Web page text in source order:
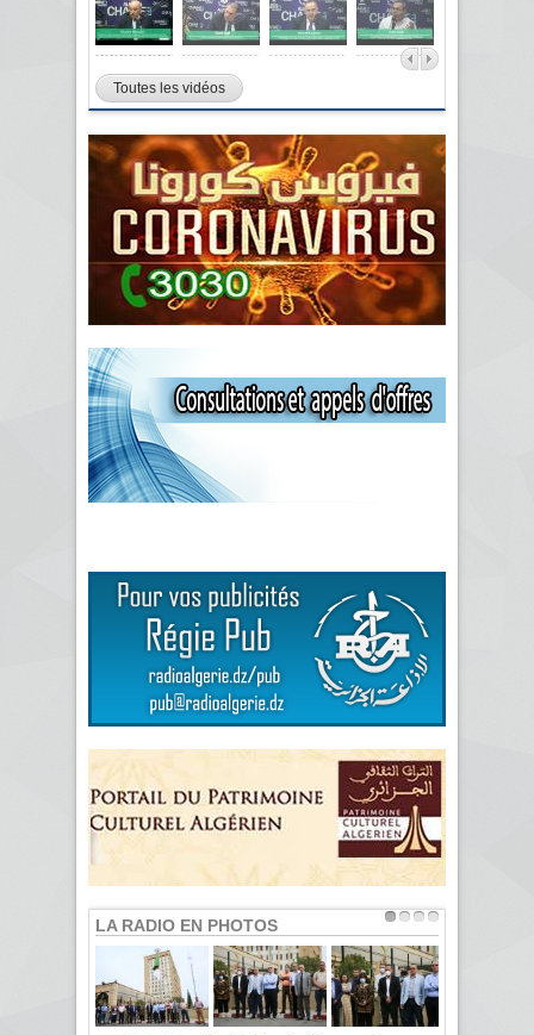
Toutes les vidéos
LA RADIO EN PHOTOS